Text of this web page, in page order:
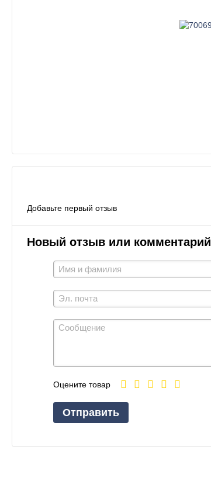
Добавьте первый отзыв
Новый отзыв или комментарий
Оцените товар
Отправить